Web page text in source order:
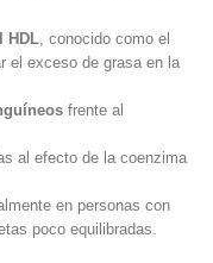
HDL, conocido como el
el exceso de grasa en la
frente al
al efecto de la coenzima
en personas con
poco equilibradas.